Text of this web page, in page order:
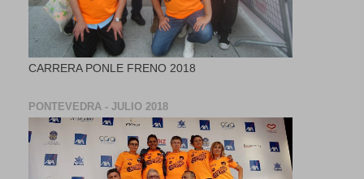
CARRERA PONLE FRENO 2018
PONTEVEDRA - JULIO 2018